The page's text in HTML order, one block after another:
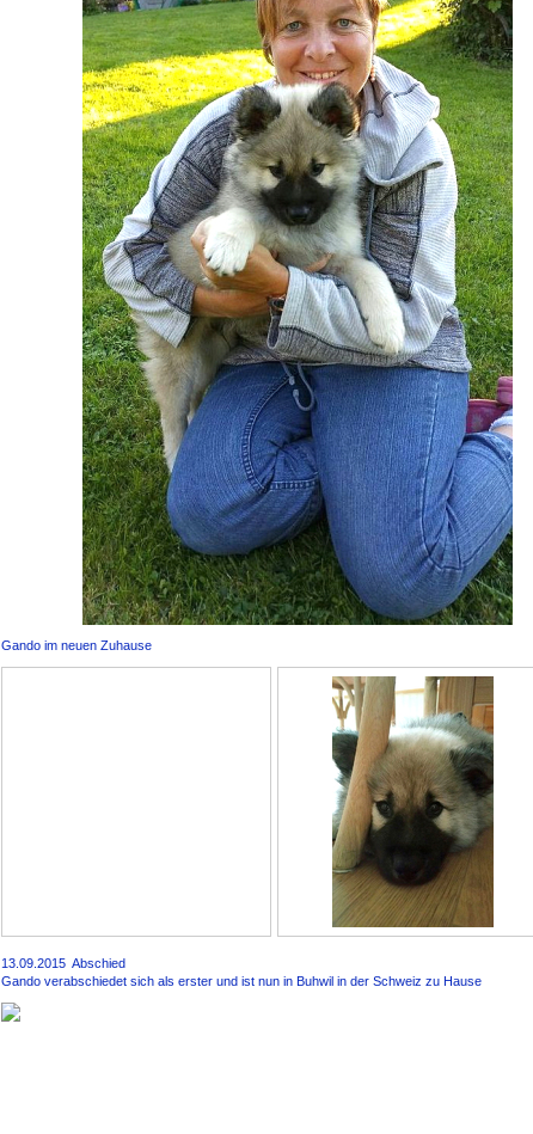
Gando im neuen Zuhause
13.09.2015 Abschied
Gando verabschiedet sich als erster und ist nun in Buhwil in der Schweiz zu Hause